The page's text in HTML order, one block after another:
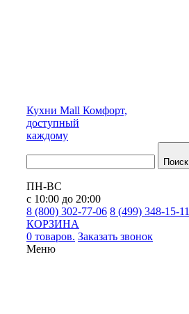
Кухни Mall Комфорт,
доступный
каждому
Поиск
ПН-ВС
с 10:00 до 20:00
8 (800) 302-77-06 8 (499) 348-15-11
КОРЗИНА
0 товаров. Заказать звонок
Меню